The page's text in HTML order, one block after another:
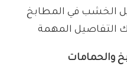
الخشب في المطابخ
التفاصيل المهمة
والحمامات